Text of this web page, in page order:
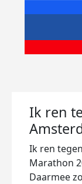
Ik ren
Ik ren
Marathon
Daarmee